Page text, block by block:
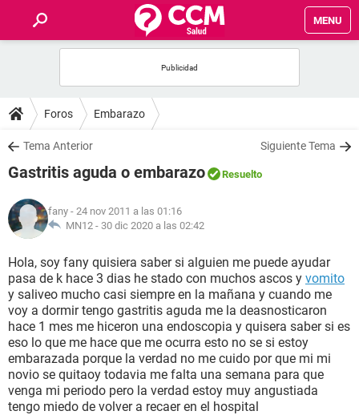
MENU
FOROS
SALUD
NUTRICIÓN
BIENESTAR
SEXUALIDAD
GLOSARIO
Foros Embarazo
Tema Anterior Siguiente Tema
Gastritis aguda o embarazo Resuelto
fany - 24 nov 2011 a las 01:16
MN12 - 30 dic 2020 a las 02:42
Hola, soy fany quisiera saber si alguien me puede ayudar
pasa de k hace 3 dias he stado con muchos ascos y vomito
y saliveo mucho casi siempre en la mañana y cuando me
voy a dormir tengo gastritis aguda me la deasnosticaron
hace 1 mes me hiceron una endoscopia y quisera saber si es
eso lo que me hace que me ocurra esto no se si estoy
embarazada porque la verdad no me cuido por que mi mi
novio se quitaoy todavia me falta una semana para que
venga mi periodo pero la verdad estoy muy angustiada
tengo miedo de volver a recaer en el hospital